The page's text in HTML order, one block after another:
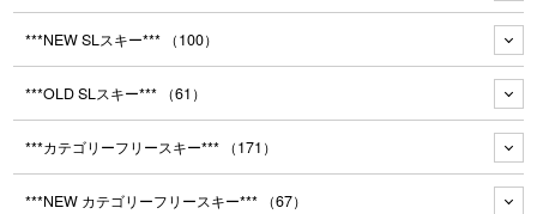
***NEW SLスキー*** （100）
***OLD SLスキー*** （61）
***カテゴリーフリースキー*** （171）
***NEW カテゴリーフリースキー*** （67）